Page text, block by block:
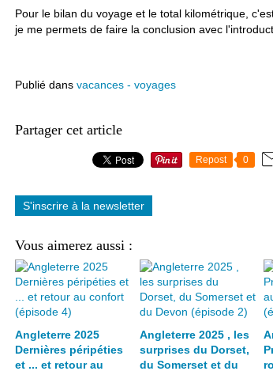
Pour le bilan du voyage et le total kilométrique,
je me permets de faire la conclusion avec
Publié dans vacances - voyages
Partager cet article
Repost 0
S'inscrire à la newsletter
Vous aimerez aussi :
Angleterre 2025
Dernières péripéties
et ... et retour au
Angleterre 2025 , les
surprises du Dorset,
du Somerset et du